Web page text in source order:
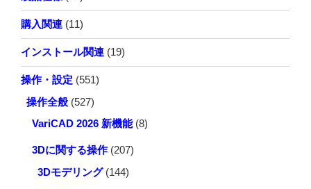
購入関連 (11)
インストール関連 (19)
操作・設定 (551)
操作全般 (527)
VariCAD 2026 新機能(8)
3Dに関する操作 (207)
3Dモデリング(144)